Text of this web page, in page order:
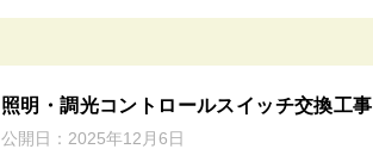
照明・調光コントロールスイッチ交換工
公開日： 2025年12月6日